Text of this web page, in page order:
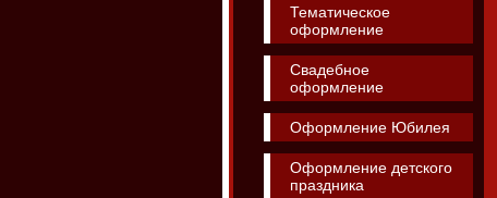
Тематическое
оформление
Свадебное
оформление
Оформление Юбилея
Оформление детского
праздника